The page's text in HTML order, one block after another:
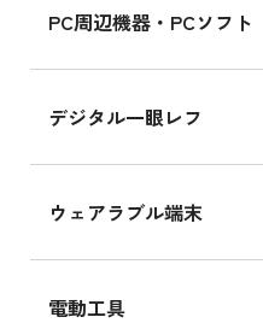
PC周辺機器・PCソフト
デジタル一眼レフ
ウェアラブル端末
電動工具